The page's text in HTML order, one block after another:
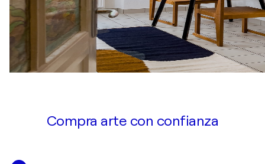
Compra arte con confianza